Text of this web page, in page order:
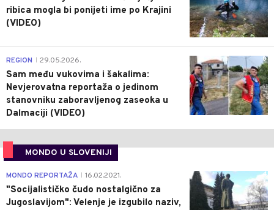
ribica mogla bi ponijeti ime po Krajini
(VIDEO)
0
REGION 29.05.2026.
Sam među vukovima i šakalima:
Nevjerovatna reportaža o jedinom
stanovniku zaboravljenog zaseoka u
Dalmaciji (VIDEO)
MONDO U SLOVENIJI
4
MONDO REPORTAŽA 16.02.2021.
"Socijalističko čudo nostalgično za
Jugoslavijom": Velenje je izgubilo naziv,